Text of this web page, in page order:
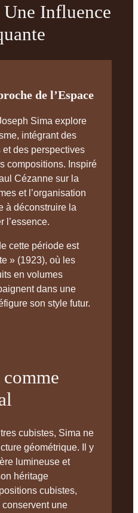
Influence
de l’Espace
Sima explore
intégrant des
des perspectives
compositions. Inspiré
Cézanne sur la
et l’organisation
à déconstruire la
l’essence.
cette période est
» (1923), où les
en volumes
dans une
son style futur.
cubistes, Sima ne
géométrique. Il y
lumineuse et
héritage
cubistes,
une